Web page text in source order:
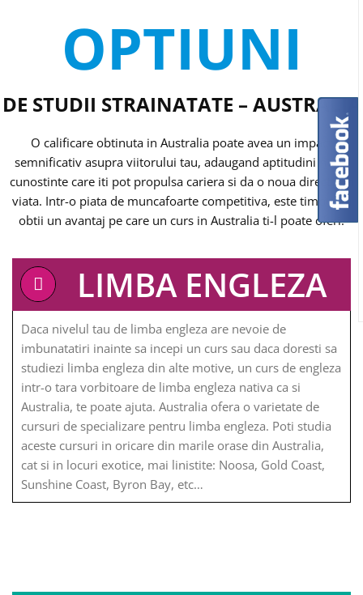
OPTIUNI
DE STUDII STRAINATATE – AUSTRALIA
O calificare obtinuta in Australia poate avea un impact
semnificativ asupra viitorului tau, adaugand aptitudini noi si
cunostinte care iti pot propulsa cariera si da o noua directie in
viata. Intr-o piata de muncafoarte competitiva, este timpul sa
obtii un avantaj pe care un curs in Australia ti-l poate oferi.
LIMBA ENGLEZA
Daca nivelul tau de limba engleza are nevoie de
imbunatatiri inainte sa incepi un curs sau daca doresti sa
studiezi limba engleza din alte motive, un curs de engleza
intr-o tara vorbitoare de limba engleza nativa ca si
Australia, te poate ajuta. Australia ofera o varietate de
cursuri de specializare pentru limba engleza. Poti studia
aceste cursuri in oricare din marile orase din Australia,
cat si in locuri exotice, mai linistite: Noosa, Gold Coast,
Sunshine Coast, Byron Bay, etc…